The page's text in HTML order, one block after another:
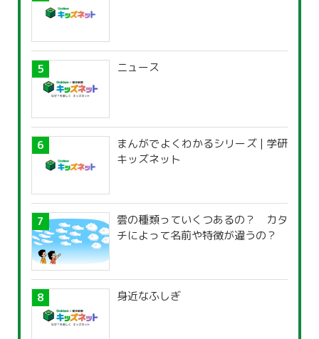
ニュース
まんがでよくわかるシリーズ | 学研
キッズネット
雲の種類っていくつあるの？ カタ
チによって名前や特徴が違うの？
身近なふしぎ